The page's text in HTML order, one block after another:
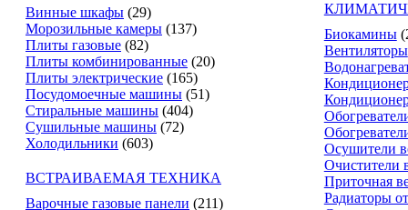
Винные шкафы (29)
Морозильные камеры (137)
Плиты газовые (82)
Плиты комбинированные (20)
Плиты электрические (165)
Посудомоечные машины (51)
Стиральные машины (404)
Сушильные машины (72)
Холодильники (603)
ВСТРАИВАЕМАЯ ТЕХНИКА
Варочные газовые панели (211)
Биокамины
Вентиляторы
Осушители
Очистители
Приточная
Радиаторы